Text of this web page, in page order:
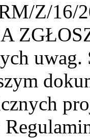
Z/16/